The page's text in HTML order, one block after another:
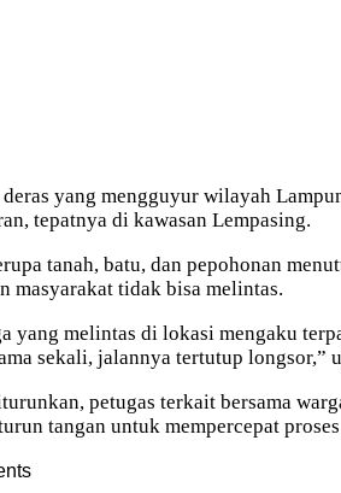
deras yang mengguyur wilayah
tepatnya di kawasan Lempasing.
tanah, batu, dan pepohonan
masyarakat tidak bisa melintas.
yang melintas di lokasi mengaku
sekali, jalannya tertutup longsor,”
petugas terkait bersama
tangan untuk mempercepat